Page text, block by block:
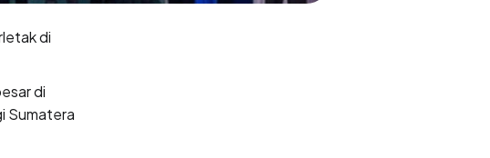
di
di
Sumatera